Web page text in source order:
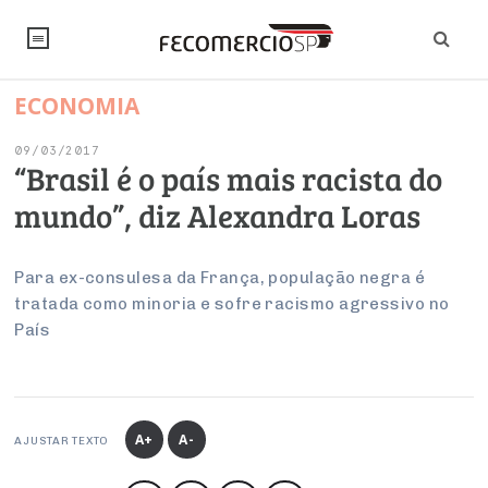
NOTÍCIAS
Editorial
Artigos
Economia
Brasil
Economia Digital
Legislação
Trabalho
Arbitragem e Mediação
Reforma Tributária
Negócios
ESG
Últimas Notícias
SINDICATOS
PESQUISAS
FALE CONOSCO
INSTITUCIONAL
Negociações Coletivas
Conselho de Turismo
EMPRESAS
ECONOMIA
09/03/2017
“Brasil é o país mais racista do
mundo”, diz Alexandra Loras
Para ex-consulesa da França, população negra é
tratada como minoria e sofre racismo agressivo no
País
AJUSTAR TEXTO A+ A-